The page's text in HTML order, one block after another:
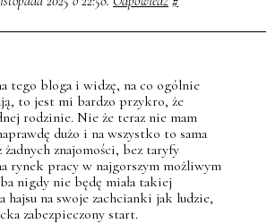
tego bloga i widzę, na co ogólnie
to jest mi bardzo przykro, że
rodzinie. Nie że teraz nie mam
dużo i na wszystko to sama
żadnych znajomości, bez taryfy
rynek pracy w najgorszym możliwym
nigdy nie będę miała takiej
hajsu na swoje zachcianki jak ludzie,
zabezpieczony start.